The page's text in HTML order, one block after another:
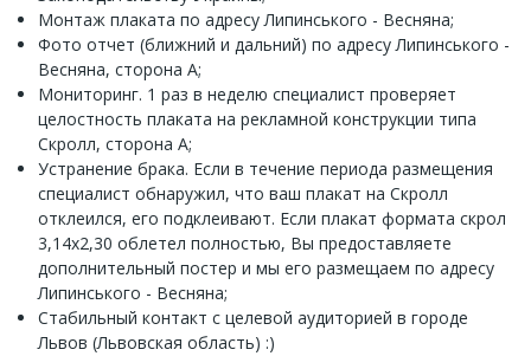
Монтаж плаката по адресу Липинського - Весняна;
Фото отчет (ближний и дальний) по адресу Липинського -
Весняна, сторона А;
Мониторинг. 1 раз в неделю специалист проверяет
целостность плаката на рекламной конструкции типа
Скролл, сторона А;
Устранение брака. Если в течение периода размещения
специалист обнаружил, что ваш плакат на Скролл
отклеился, его подклеивают. Если плакат формата скрол
3,14х2,30 облетел полностью, Вы предоставляете
дополнительный постер и мы его размещаем по адресу
Липинського - Весняна;
Стабильный контакт с целевой аудиторией в городе
Львов (Львовская область) :)